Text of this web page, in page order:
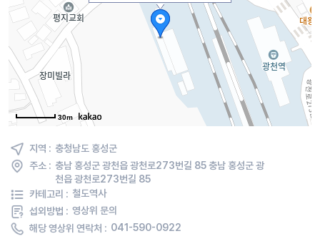
30m
지역 : 충청남도 홍성군
주소 : 충남 홍성군 광천읍 광천로273번길 85 충남 홍성군 광
천읍 광천로273번길 85
카테고리 : 철도역사
섭외방법 : 영상위 문의
해당 영상위 연락처 : 041-590-0922